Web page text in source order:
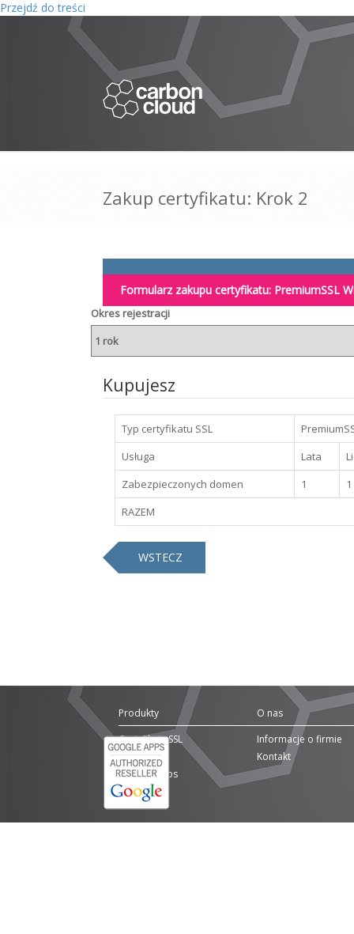
Przejdź do treści
Zakup certyfikatu: Krok 2
Formularz zakupu certyfikatu: PremiumSSL
Okres rejestracji
Kupujesz
Typ certyfikatu SSL
Usługa
Lata
Zabezpieczonych domen
1
1
RAZEM
Produkty
Certyfikaty SSL
Domeny
Google Apps
O nas
Informacje o firmie
Kontakt